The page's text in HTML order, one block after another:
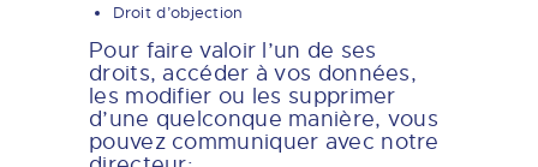
Droit d’objection
Pour faire valoir l’un de ses
droits, accéder à vos données,
les modifier ou les supprimer
d’une quelconque manière, vous
pouvez communiquer avec notre